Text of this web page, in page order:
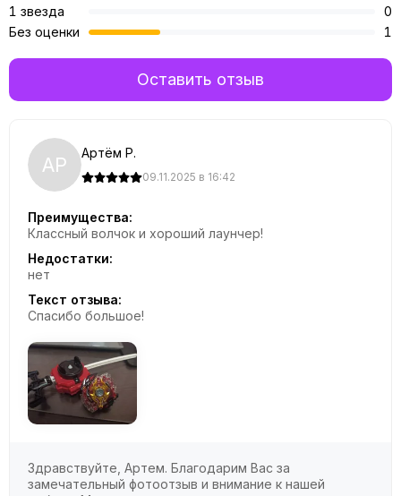
АР Артём Р.
09.11.2025 в 16:42
Преимущества:
Классный волчок и хороший лаунчер!
Недостатки:
нет
Текст отзыва:
Спасибо большое!
Здравствуйте, Артем. Благодарим Вас за
замечательный фотоотзыв и внимание к нашей
1 звезда
0
Без оценки
1
Оставить отзыв